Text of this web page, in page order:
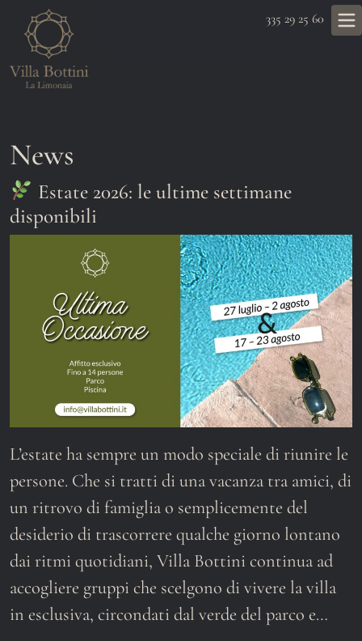
335 29 25 60
News
Estate 2026: le ultime settimane
disponibili
L’estate ha sempre un modo speciale di riunire le
persone. Che si tratti di una vacanza tra amici, di
un ritrovo di famiglia o semplicemente del
desiderio di trascorrere qualche giorno lontano
dai ritmi quotidiani, Villa Bottini continua ad
accogliere gruppi che scelgono di vivere la villa
in esclusiva, circondati dal verde del parco e…